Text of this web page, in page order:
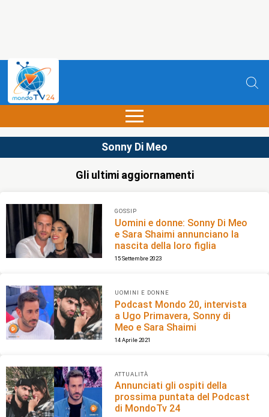
Sonny Di Meo
Gli ultimi aggiornamenti
GOSSIP
Uomini e donne: Sonny Di Meo
e Sara Shaimi annunciano la
nascita della loro figlia
15 Settembre 2023
UOMINI E DONNE
Podcast Mondo 20, intervista
a Ugo Primavera, Sonny di
Meo e Sara Shaimi
14 Aprile 2021
ATTUALITÀ
Annunciati gli ospiti della
prossima puntata del Podcast
di MondoTv 24